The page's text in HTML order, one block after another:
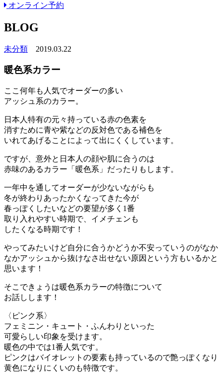
オンライン予約
BLOG
未分類 2019.03.22
暖色系カラー
ここ何年も人気でオーダーの多い
アッシュ系のカラー。
日本人特有の元々持っている赤の色素を
消すために青や紫などの反対色である補色を
いれてあげることによって出にくくしています。
ですが、意外と日本人の顔や肌に合うのは
赤味のあるカラー「暖色系」だったりもします。
一年中を通してオーダーが少ないながらも
冬が終わりあったかくなってきた今が
春っぽくしたいなどの要望が多く1番
取り入れやすい時期で、イメチェンも
したくなる時期です！
やってみたいけど自分に合うかどうか不安っていうのがなか
なかアッシュから抜けなさ出せない原因という方もいるかと
思います！
そこできょうは暖色系カラーの特徴について
お話しします！
〈ピンク系〉
フェミニン・キュート・ふんわりといった
可愛らしい印象を受けます。
暖色の中では1番人気です。
ピンクはバイオレットの要素も持っているので艶っぽくなり
黄色になりにくいのも特徴です。